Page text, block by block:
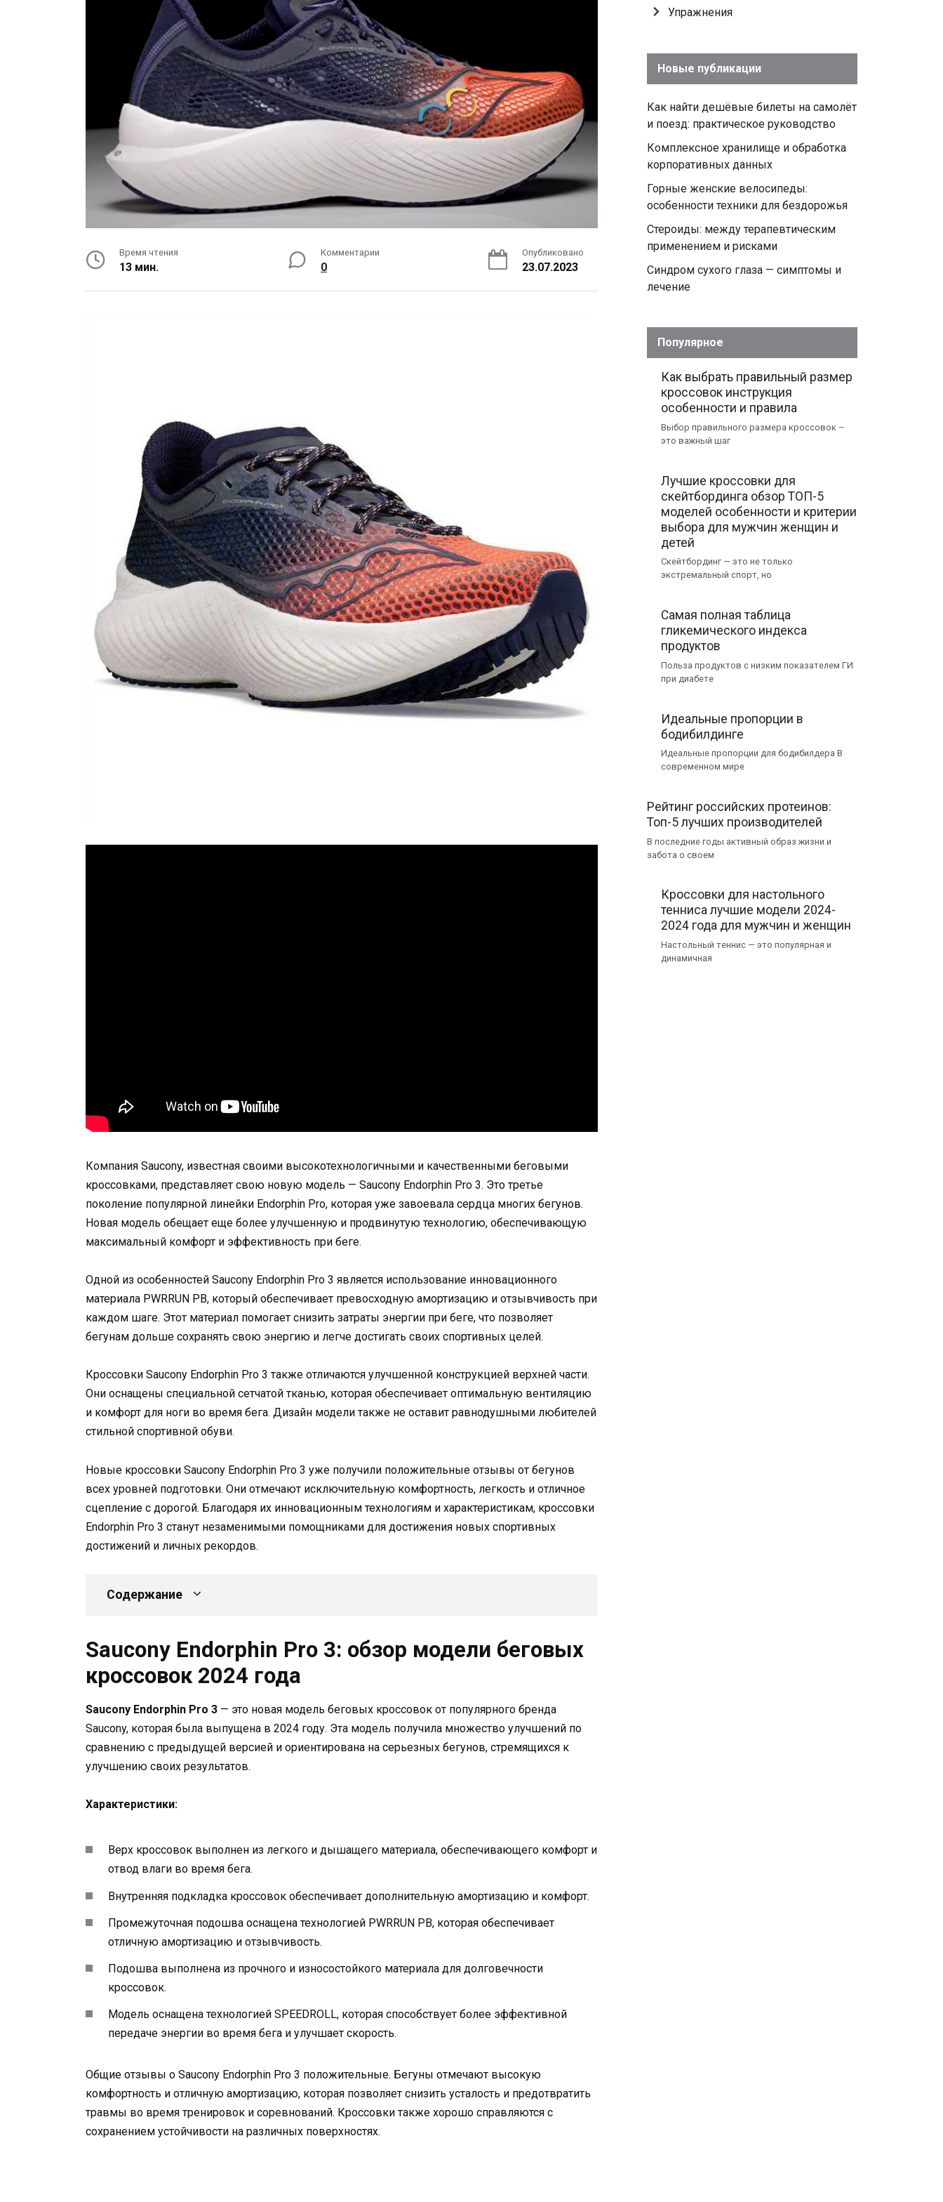
Время чтения
13 мин.
Комментарии
0
Опубликовано
23.07.2023
Компания Saucony, известная своими высокотехнологичными и качественными беговыми
кроссовками, представляет свою новую модель — Saucony Endorphin Pro 3. Это третье
поколение популярной линейки Endorphin Pro, которая уже завоевала сердца многих бегунов.
Новая модель обещает еще более улучшенную и продвинутую технологию, обеспечивающую
максимальный комфорт и эффективность при беге.
Одной из особенностей Saucony Endorphin Pro 3 является использование инновационного
материала PWRRUN PB, который обеспечивает превосходную амортизацию и отзывчивость при
каждом шаге. Этот материал помогает снизить затраты энергии при беге, что позволяет
бегунам дольше сохранять свою энергию и легче достигать своих спортивных целей.
Кроссовки Saucony Endorphin Pro 3 также отличаются улучшенной конструкцией верхней части.
Они оснащены специальной сетчатой тканью, которая обеспечивает оптимальную вентиляцию
и комфорт для ноги во время бега. Дизайн модели также не оставит равнодушными любителей
стильной спортивной обуви.
Новые кроссовки Saucony Endorphin Pro 3 уже получили положительные отзывы от бегунов
всех уровней подготовки. Они отмечают исключительную комфортность, легкость и отличное
сцепление с дорогой. Благодаря их инновационным технологиям и характеристикам, кроссовки
Endorphin Pro 3 станут незаменимыми помощниками для достижения новых спортивных
достижений и личных рекордов.
Содержание
Saucony Endorphin Pro 3: обзор модели беговых
кроссовок 2024 года
Saucony Endorphin Pro 3 — это новая модель беговых кроссовок от популярного бренда
Saucony, которая была выпущена в 2024 году. Эта модель получила множество улучшений по
сравнению с предыдущей версией и ориентирована на серьезных бегунов, стремящихся к
улучшению своих результатов.
Характеристики:
Верх кроссовок выполнен из легкого и дышащего материала, обеспечивающего комфорт и
отвод влаги во время бега.
Внутренняя подкладка кроссовок обеспечивает дополнительную амортизацию и комфорт.
Промежуточная подошва оснащена технологией PWRRUN PB, которая обеспечивает
отличную амортизацию и отзывчивость.
Подошва выполнена из прочного и износостойкого материала для долговечности
кроссовок.
Модель оснащена технологией SPEEDROLL, которая способствует более эффективной
передаче энергии во время бега и улучшает скорость.
Общие отзывы о Saucony Endorphin Pro 3 положительные. Бегуны отмечают высокую
комфортность и отличную амортизацию, которая позволяет снизить усталость и предотвратить
травмы во время тренировок и соревнований. Кроссовки также хорошо справляются с
сохранением устойчивости на различных поверхностях.
Упражнения
Новые публикации
Как найти дешёвые билеты на самолёт
и поезд: практическое руководство
Комплексное хранилище и обработка
корпоративных данных
Горные женские велосипеды:
особенности техники для бездорожья
Стероиды: между терапевтическим
применением и рисками
Синдром сухого глаза — симптомы и
лечение
Популярное
Как выбрать правильный размер
кроссовок инструкция
особенности и правила
Выбор правильного размера кроссовок –
это важный шаг
Лучшие кроссовки для
скейтбординга обзор ТОП-5
моделей особенности и критерии
выбора для мужчин женщин и
детей
Скейтбординг — это не только
экстремальный спорт, но
Самая полная таблица
гликемического индекса
продуктов
Польза продуктов с низким показателем ГИ
при диабете
Идеальные пропорции в
бодибилдинге
Идеальные пропорции для бодибилдера В
современном мире
Рейтинг российских протеинов:
Топ-5 лучших производителей
В последние годы активный образ жизни и
забота о своем
Кроссовки для настольного
тенниса лучшие модели 2024-
2024 года для мужчин и женщин
Настольный теннис — это популярная и
динамичная